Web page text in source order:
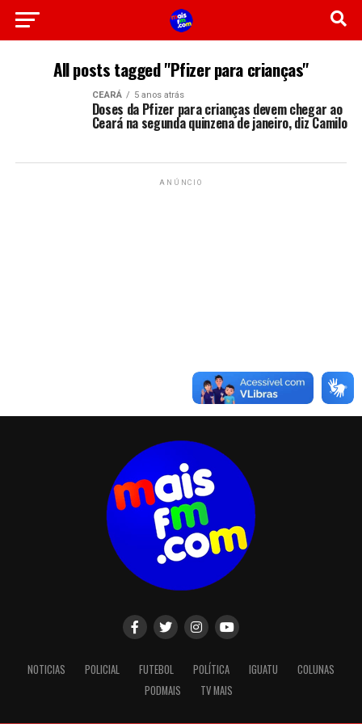
All posts tagged "Pfizer para crianças"
CEARÁ 5 anos atrás
Doses da Pfizer para crianças devem chegar ao
Ceará na segunda quinzena de janeiro, diz Camilo
ANÚNCIO
NOTICIAS POLICIAL FUTEBOL POLÍTICA IGUATU
COLUNAS
PODMAIS
TV MAIS